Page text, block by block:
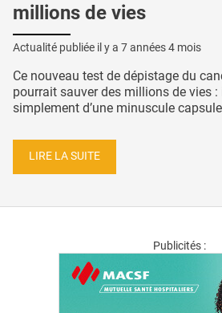
millions de vies
Actualité publiée il y a 7 années 4 mois
Ce nouveau test de dépistage du
pourrait sauver des millions de vies :
simplement d’une minuscule capsule
LIRE LA SUITE
Publicités :